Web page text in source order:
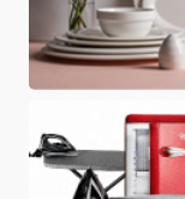
Avrupa